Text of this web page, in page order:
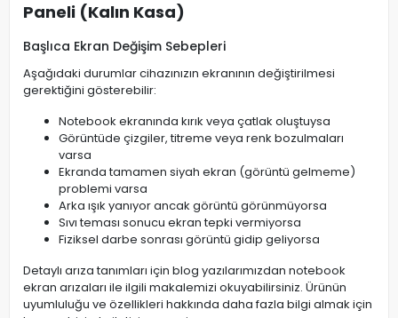
Paneli (Kalın Kasa)
Başlıca Ekran Değişim Sebepleri
Aşağıdaki durumlar cihazınızın ekranının değiştirilmesi
gerektiğini gösterebilir:
Notebook ekranında kırık veya çatlak oluştuysa
Görüntüde çizgiler, titreme veya renk bozulmaları
varsa
Ekranda tamamen siyah ekran (görüntü gelmeme)
problemi varsa
Arka ışık yanıyor ancak görüntü görünmüyorsa
Sıvı teması sonucu ekran tepki vermiyorsa
Fiziksel darbe sonrası görüntü gidip geliyorsa
Detaylı arıza tanımları için blog yazılarımızdan notebook
ekran arızaları ile ilgili makalemizi okuyabilirsiniz. Ürünün
uyumluluğu ve özellikleri hakkında daha fazla bilgi almak için